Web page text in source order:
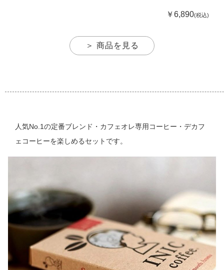
￥6,890(税込)
＞ 商品を見る
人気No.1の定番ブレンド・カフェオレ専用コーヒー・デカフ
ェコーヒーを楽しめるセットです。